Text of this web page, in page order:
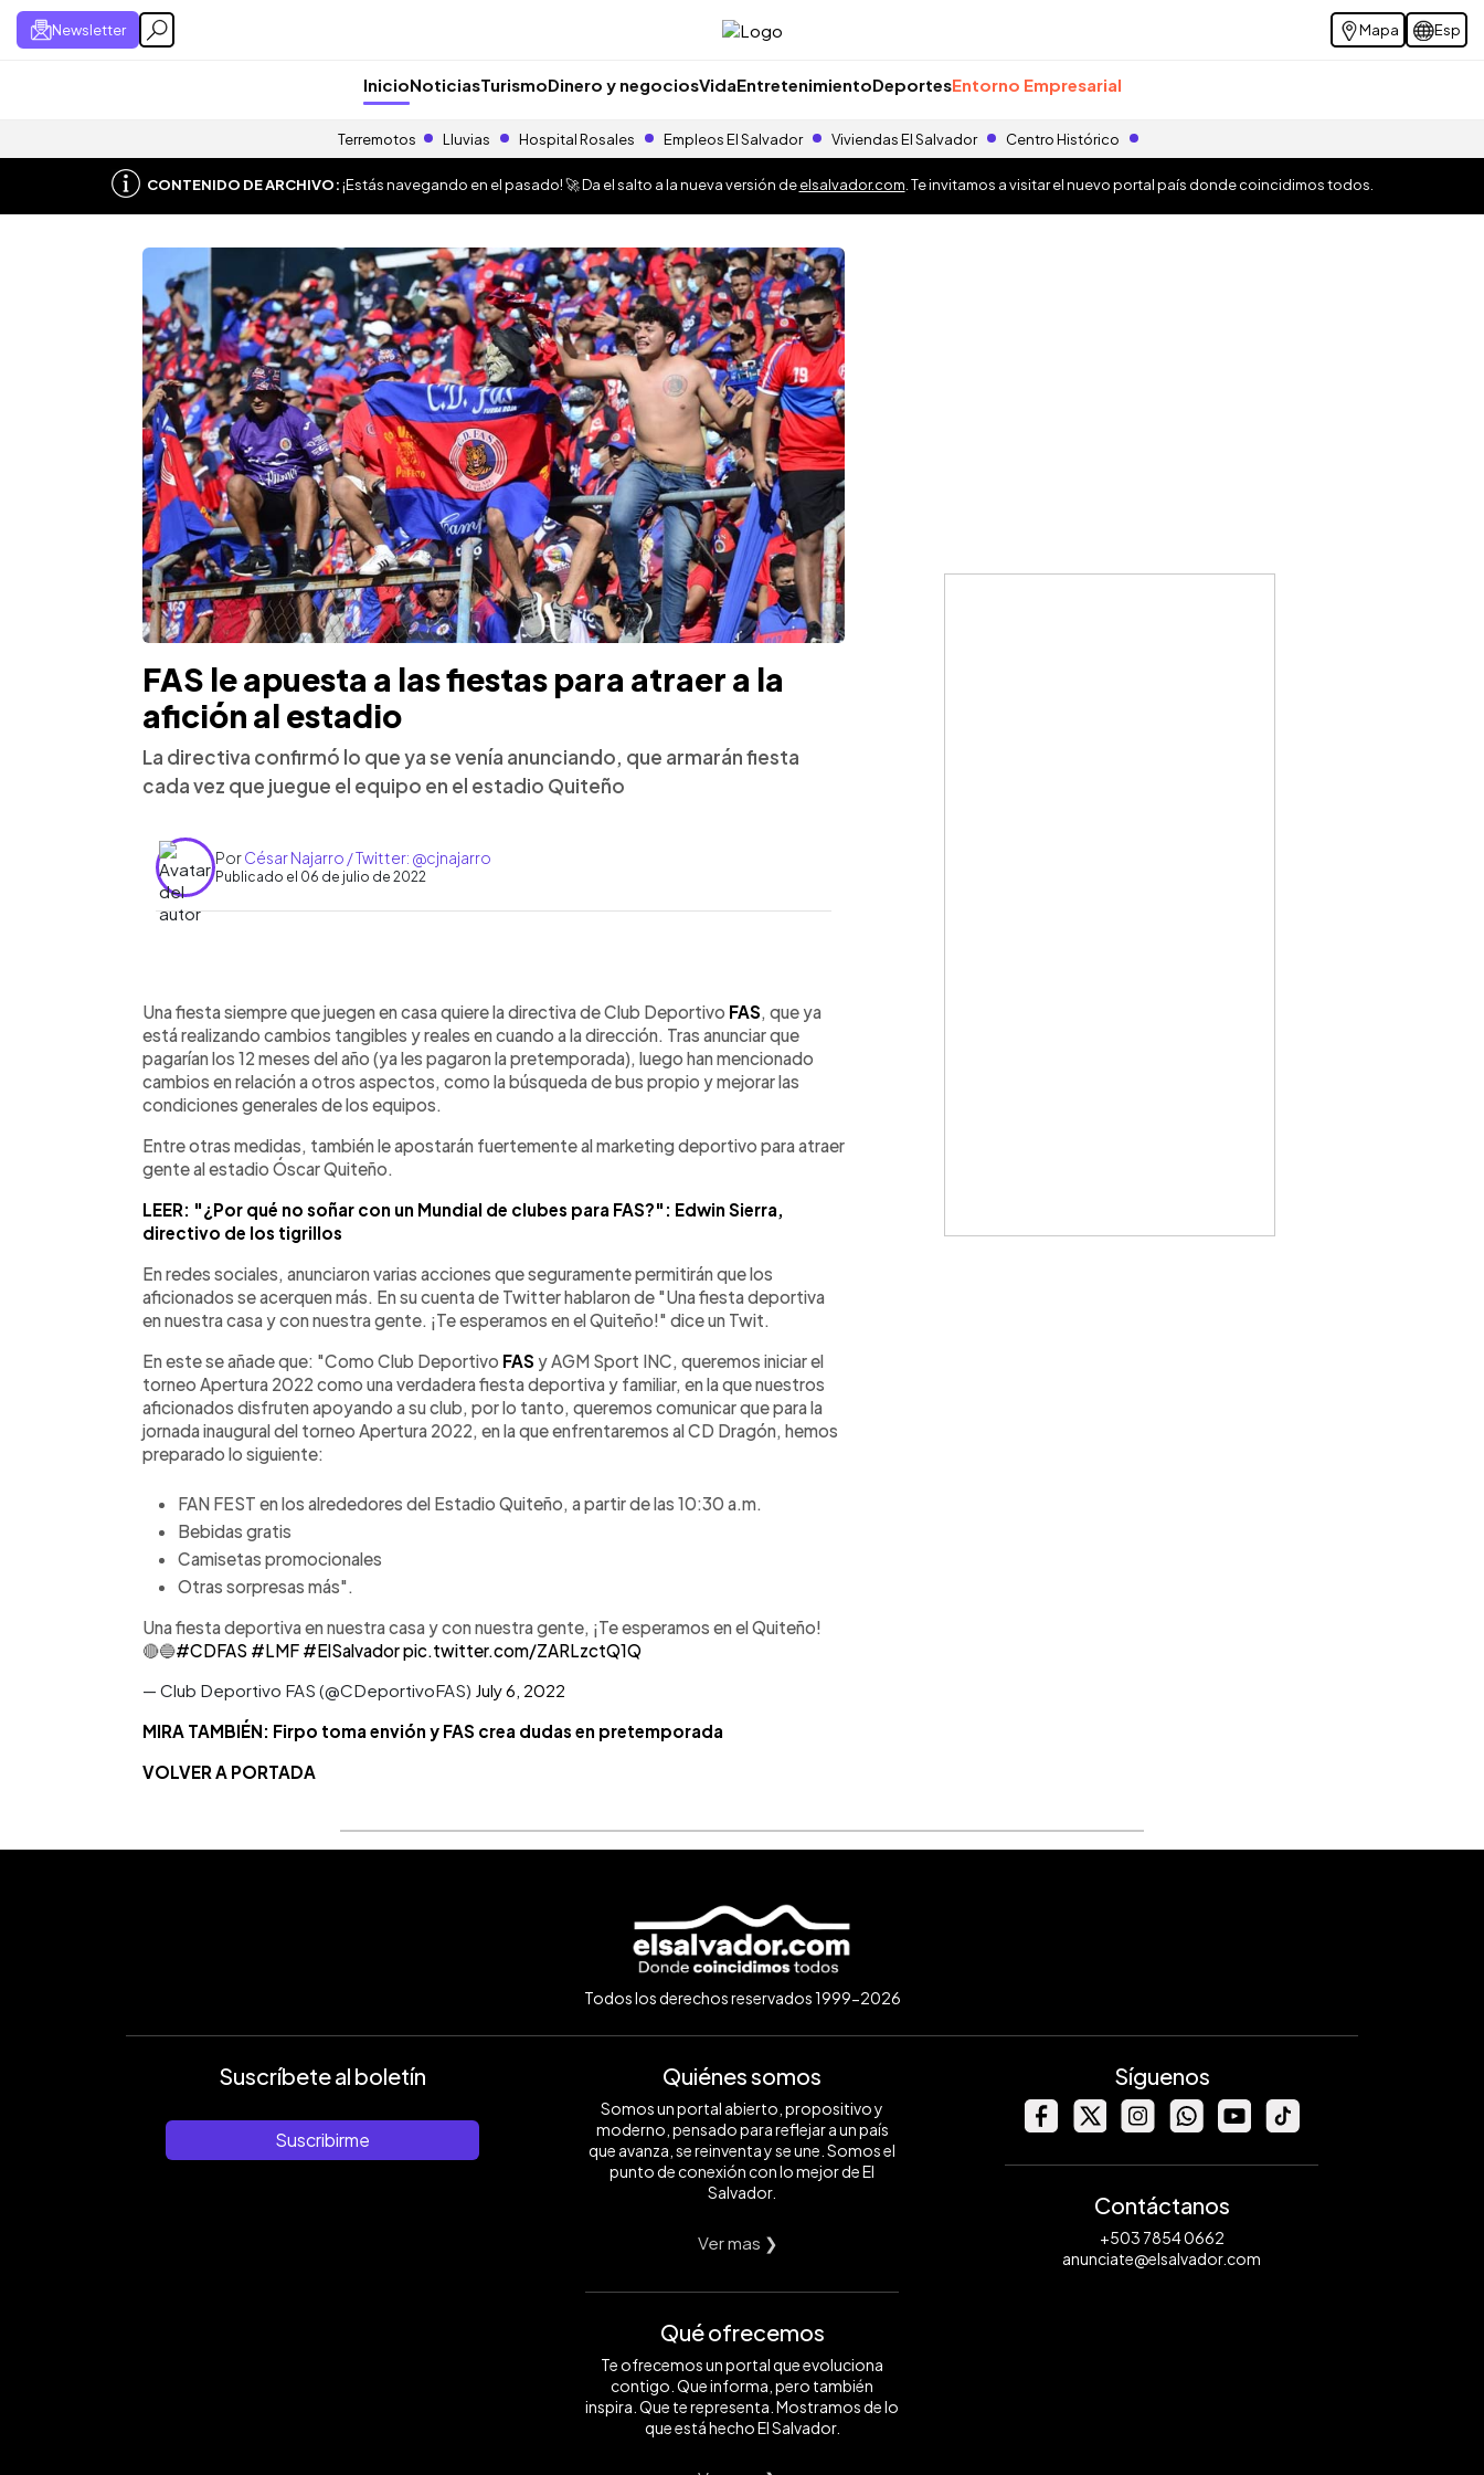
Newsletter Mapa Esp
InicioNoticiasTurismoDinero y negociosVidaEntretenimientoDeportesEntorno Empresarial
Terremotos Lluvias Hospital Rosales Empleos El Salvador Viviendas El Salvador Centro Histórico
CONTENIDO DE ARCHIVO:¡Estás navegando en el pasado! 🚀 Da el salto a la nueva versión deelsalvador.com . Te invitamos a visitar el nuevo portal país donde coincidimos todos.
FAS le apuesta a las fiestas para atraer a la
afición al estadio
La directiva confirmó lo que ya se venía anunciando, que armarán fiesta
cada vez que juegue el equipo en el estadio Quiteño
PorCésar Najarro / Twitter: @cjnajarro
Publicado el 06 de julio de 2022
Escuchar artículo
Una fiesta siempre que juegen en casa quiere la directiva de Club Deportivo FAS , que ya
está realizando cambios tangibles y reales en cuando a la dirección. Tras anunciar que
pagarían los 12 meses del año (ya les pagaron la pretemporada), luego han mencionado
cambios en relación a otros aspectos, como la búsqueda de bus propio y mejorar las
condiciones generales de los equipos.
Entre otras medidas, también le apostarán fuertemente al marketing deportivo para atraer
gente al estadio Óscar Quiteño.
LEER: "¿Por qué no soñar con un Mundial de clubes para FAS?": Edwin Sierra,
directivo de los tigrillos
En redes sociales, anunciaron varias acciones que seguramente permitirán que los
aficionados se acerquen más. En su cuenta de Twitter hablaron de "Una fiesta deportiva
en nuestra casa y con nuestra gente. ¡Te esperamos en el Quiteño!" dice un Twit.
En este se añade que: "Como Club Deportivo FAS y AGM Sport INC, queremos iniciar el
torneo Apertura 2022 como una verdadera fiesta deportiva y familiar, en la que nuestros
aficionados disfruten apoyando a su club, por lo tanto, queremos comunicar que para la
jornada inaugural del torneo Apertura 2022, en la que enfrentaremos al CD Dragón, hemos
preparado lo siguiente:
FAN FEST en los alrededores del Estadio Quiteño, a partir de las 10:30 a.m.
Bebidas gratis
Camisetas promocionales
Otras sorpresas más".
Una fiesta deportiva en nuestra casa y con nuestra gente, ¡Te esperamos en el Quiteño!
🔴🔵#CDFAS #LMF #ElSalvadorpic.twitter.com/ZARLzctQ1Q
— Club Deportivo FAS (@CDeportivoFAS) July 6, 2022
MIRA TAMBIÉN: Firpo toma envión y FAS crea dudas en pretemporada
VOLVER A PORTADA
Todos los derechos reservados 1999-2026
Suscríbete al boletín
Suscribirme
Quiénes somos
Somos un portal abierto, propositivo y
moderno, pensado para reflejar a un país
que avanza, se reinventa y se une. Somos el
punto de conexión con lo mejor de El
Salvador.
Ver mas ❯
Qué ofrecemos
Te ofrecemos un portal que evoluciona
contigo. Que informa, pero también
inspira. Que te representa. Mostramos de lo
que está hecho El Salvador.
Síguenos
Contáctanos
+503 7854 0662
anunciate@elsalvador.com